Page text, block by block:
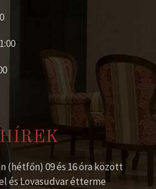
(hétfőn) 09 és 16 óra között
és Lovasudvar étterme